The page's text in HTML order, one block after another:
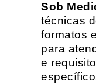
Sob
técnicas
formatos
para
e